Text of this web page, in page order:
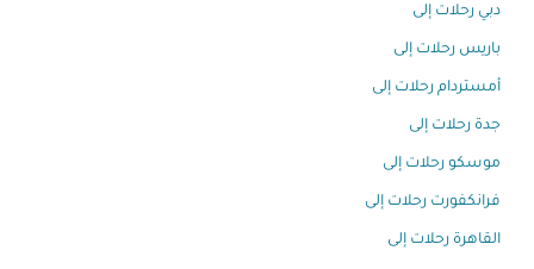
دبي رحلات إلى
باريس رحلات إلى
أمستردام رحلات إلى
جدة رحلات إلى
موسكو رحلات إلى
فرانكفورت رحلات إلى
القاهرة رحلات إلى